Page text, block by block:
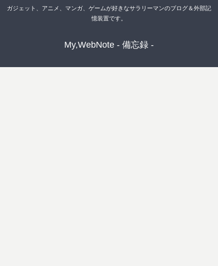
ガジェット、アニメ、マンガ、ゲームが好きなサラリーマンのブログ＆外部記
憶装置です。
My,WebNote - 備忘録 -